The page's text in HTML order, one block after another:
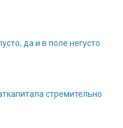
да и в поле негусто
стремительно